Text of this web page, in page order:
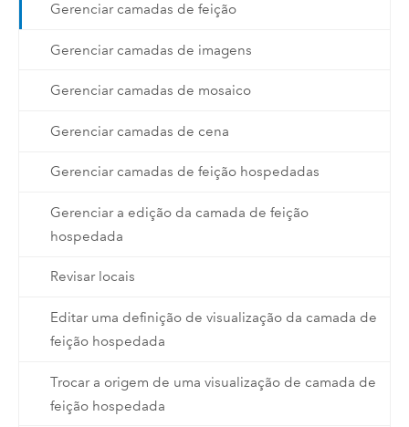
Gerenciar camadas de feição
Gerenciar camadas de imagens
Gerenciar camadas de mosaico
Gerenciar camadas de cena
Gerenciar camadas de feição hospedadas
Gerenciar a edição da camada de feição
hospedada
Revisar locais
Editar uma definição de visualização da camada de
feição hospedada
Trocar a origem de uma visualização de camada de
feição hospedada